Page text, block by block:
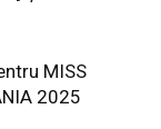
MISS
2025